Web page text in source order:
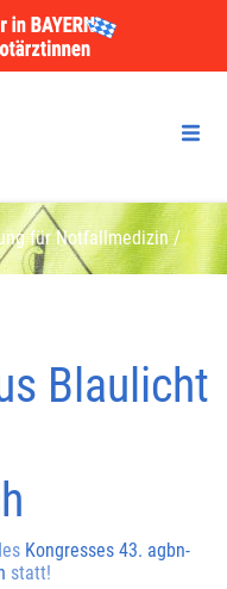
für Notfallmedizin/
Spitzengespräch
Blaulicht
Kongresses 43. agbn-
statt!